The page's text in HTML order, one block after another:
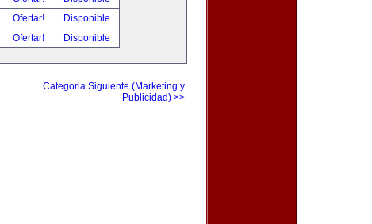
Ofertar!
Disponible
Ofertar! Disponible
Categoria Siguiente (Marketing y
Publicidad) >>